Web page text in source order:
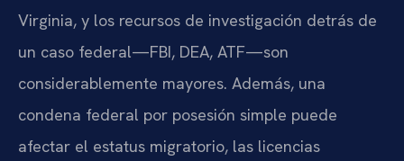
Virginia, y los recursos de investigación detrás de
un caso federal—FBI, DEA, ATF—son
considerablemente mayores. Además, una
condena federal por posesión simple puede
afectar el estatus migratorio, las licencias